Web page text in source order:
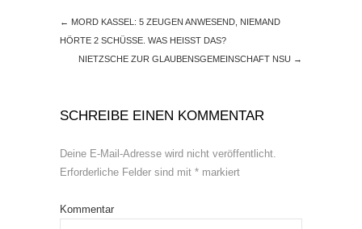
← MORD KASSEL: 5 ZEUGEN ANWESEND, NIEMAND
HÖRTE 2 SCHÜSSE. WAS HEISST DAS?
NIETZSCHE ZUR GLAUBENSGEMEINSCHAFT NSU →
SCHREIBE EINEN KOMMENTAR
Deine E-Mail-Adresse wird nicht veröffentlicht.
Erforderliche Felder sind mit * markiert
Kommentar